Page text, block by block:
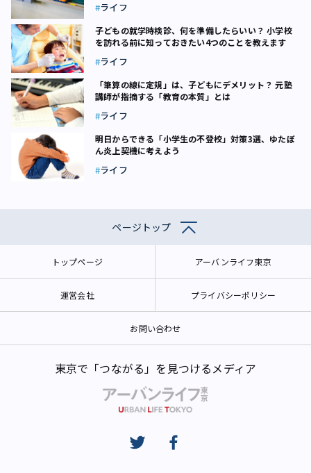
ライフ
子どもの就学時検診、何を準備したらいい？ 小学校
を訪れる前に知っておきたい4つのことを教えます
ライフ
「筆算の線に定規」は、子どもにデメリット？ 元塾
講師が指摘する「教育の本質」とは
ライフ
明日からできる「小学生の不登校」対策3選、ゆたぼ
ん炎上契機に考えよう
ライフ
ページトップ
トップページ アーバンライフ東京
運営会社 プライバシーポリシー
お問い合わせ
東京で「つながる」を見つけるメディア